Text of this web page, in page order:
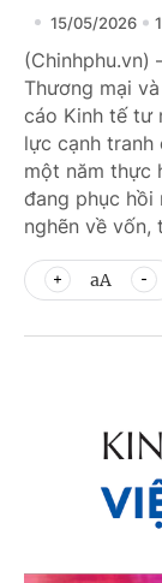
15/05/2026
(Chinhphu.vn)
Thương mại
cáo Kinh tế tư
lực cạnh tranh
một năm thực
đang phục hồi
nghẽn về vốn,
aA